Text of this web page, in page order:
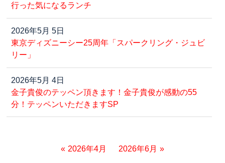
行った気になるランチ
2026年5月 5日
東京ディズニーシー25周年「スパークリング・ジュビ
リー」
2026年5月 4日
金子貴俊のテッペン頂きます！金子貴俊が感動の55
分！テッペンいただきますSP
2026年4月 2026年6月